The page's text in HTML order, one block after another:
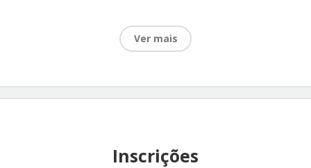
Ver mais
Inscrições